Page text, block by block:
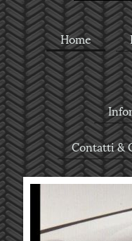
Home
Contatti &